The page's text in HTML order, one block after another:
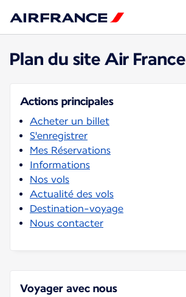
Plan du site Air France
Actions principales
Acheter un billet
S'enregistrer
Mes Réservations
Informations
Nos vols
Actualité des vols
Destination-voyage
Nous contacter
Voyager avec nous